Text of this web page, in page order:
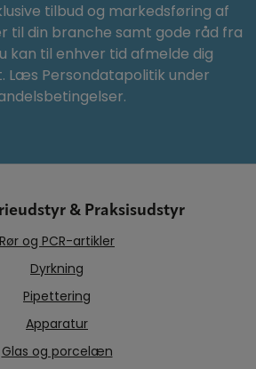
tilbud og markedsføring af
til din branche samt gode råd fra
kan til enhver tid afmelde dig
Læs Persondatapolitik under
& Praksisudstyr
Rør og PCR-artikler
Dyrkning
Pipettering
Apparatur
Glas og porcelæn